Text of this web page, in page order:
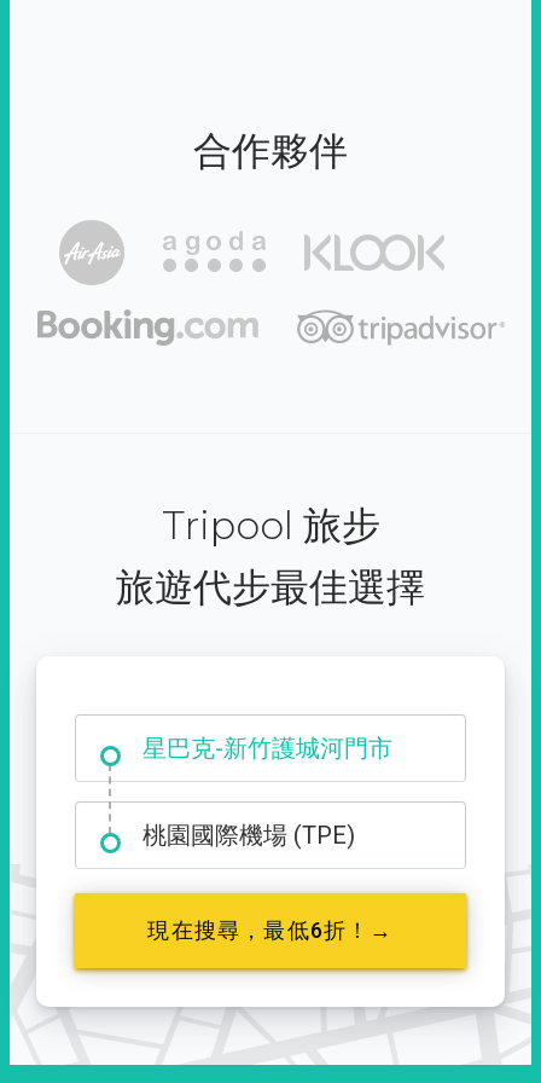
合作夥伴
Tripool 旅步
旅遊代步最佳選擇
大霸尖山登山口
桃園國際機場 (TPE)
現在搜尋，最低6折！→